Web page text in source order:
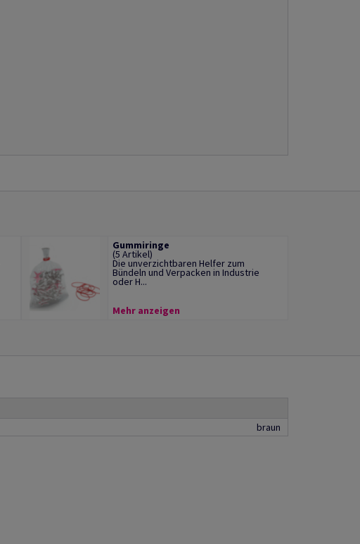
Gummiringe
(5 Artikel)
Die unverzichtbaren Helfer zum
Bündeln und Verpacken in Industrie
oder H...
Mehr anzeigen
braun